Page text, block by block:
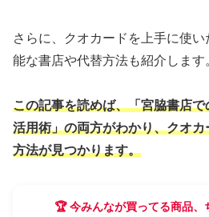
さらに、クオカードを上手に使
能な書店や代替方法も紹介します
この記事を読めば、「宮脇書店
活用術」の両方がわかり、クオ
方法が見つかります。
🏆 今みんなが買ってる商品、